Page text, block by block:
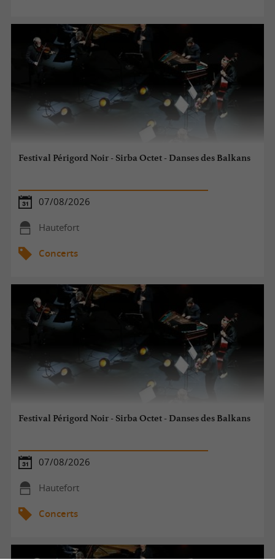
Festival Périgord Noir - Sirba Octet - Danses des Balkans
07/08/2026
Hautefort
Concerts
Festival Périgord Noir - Sirba Octet - Danses des Balkans
07/08/2026
Hautefort
Concerts